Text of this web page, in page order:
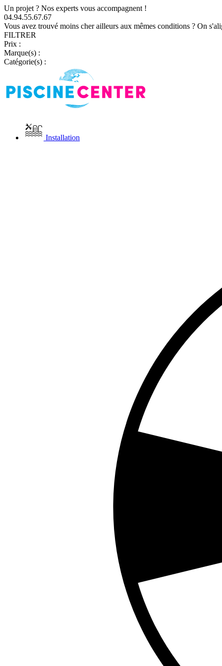
Un projet ? Nos experts vous accompagnent !
04.94.55.67.67
Vous avez trouvé moins cher ailleurs aux mêmes conditions ? On
FILTRER
Prix :
Marque(s) :
Catégorie(s) :
Installation